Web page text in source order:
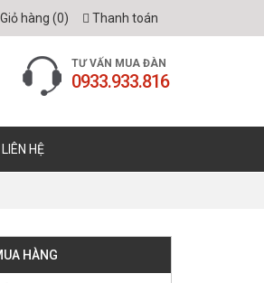
Thanh toán
Giỏ hàng (0)
TƯ VẤN MUA ĐÀN
0933.933.816
LIÊN HỆ
HÀNG